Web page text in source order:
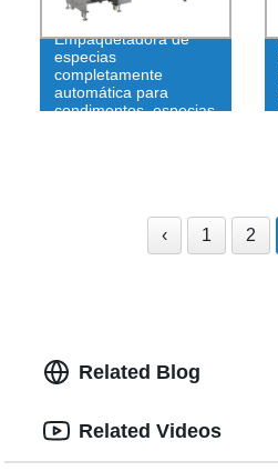
Empaquetadora de
especias
completamente
automática para
condimentos, especias
‹ 1 2
Related Blog
Related Videos